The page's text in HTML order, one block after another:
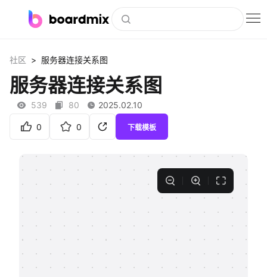
社区资源
下载
帮助中心
社区 > 服务器连接关系图
服务器连接关系图
539 80 2025.02.10
0 0 下载模板